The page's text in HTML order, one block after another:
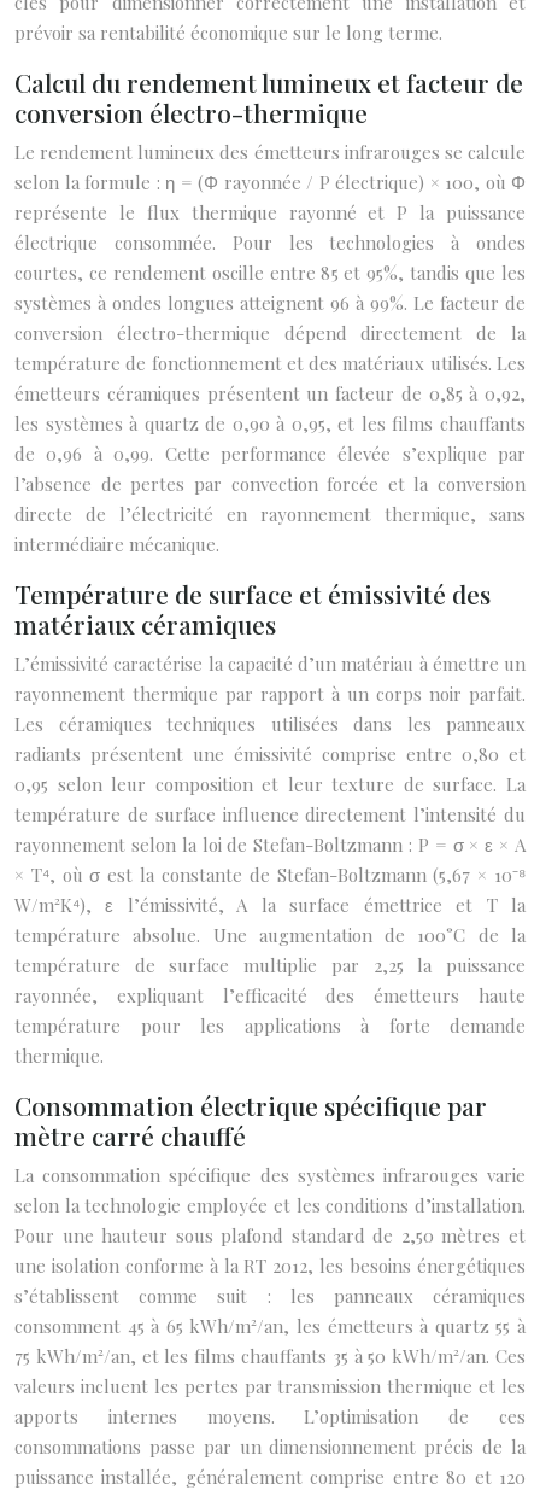
prévoir sa rentabilité économique sur le long terme.
Calcul du rendement lumineux et facteur de
conversion électro-thermique
Le rendement lumineux des émetteurs infrarouges se calcule
selon la formule : η = (Φ rayonnée / P électrique) × 100, où Φ
représente le flux thermique rayonné et P la puissance
électrique consommée. Pour les technologies à ondes
courtes, ce rendement oscille entre 85 et 95%, tandis que les
systèmes à ondes longues atteignent 96 à 99%. Le facteur de
conversion électro-thermique dépend directement de la
température de fonctionnement et des matériaux utilisés. Les
émetteurs céramiques présentent un facteur de 0,85 à 0,92,
les systèmes à quartz de 0,90 à 0,95, et les films chauffants
de 0,96 à 0,99. Cette performance élevée s’explique par
l’absence de pertes par convection forcée et la conversion
directe de l’électricité en rayonnement thermique, sans
intermédiaire mécanique.
Température de surface et émissivité des
matériaux céramiques
L’émissivité caractérise la capacité d’un matériau à émettre un
rayonnement thermique par rapport à un corps noir parfait.
Les céramiques techniques utilisées dans les panneaux
radiants présentent une émissivité comprise entre 0,80 et
0,95 selon leur composition et leur texture de surface. La
température de surface influence directement l’intensité du
rayonnement selon la loi de Stefan-Boltzmann : P = σ × ε × A
× T⁴, où σ est la constante de Stefan-Boltzmann (5,67 × 10⁻⁸
W/m²K⁴), ε l’émissivité, A la surface émettrice et T la
température absolue. Une augmentation de 100°C de la
température de surface multiplie par 2,25 la puissance
rayonnée, expliquant l’efficacité des émetteurs haute
température pour les applications à forte demande
thermique.
Consommation électrique spécifique par
mètre carré chauffé
La consommation spécifique des systèmes infrarouges varie
selon la technologie employée et les conditions d’installation.
Pour une hauteur sous plafond standard de 2,50 mètres et
une isolation conforme à la RT 2012, les besoins énergétiques
s’établissent comme suit : les panneaux céramiques
consomment 45 à 65 kWh/m²/an, les émetteurs à quartz 55 à
75 kWh/m²/an, et les films chauffants 35 à 50 kWh/m²/an. Ces
valeurs incluent les pertes par transmission thermique et les
apports internes moyens. L’optimisation de ces
consommations passe par un dimensionnement précis de la
puissance installée, généralement comprise entre 80 et 120